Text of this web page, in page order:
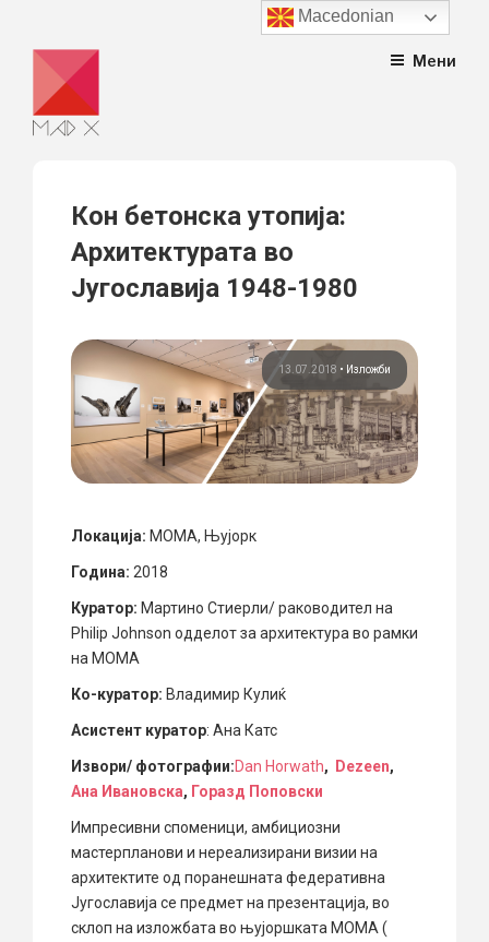
content
Мени
Кон бетонска утопија:
Архитектурата во
Југославија 1948-1980
13.07.2018 • Изложби
Локација: МОМА, Њујорк
Година: 2018
Куратор: Мартино Стиерли/ раководител на
Philip Johnson одделот за архитектура во рамки
на MOMA
Ко-куратор: Владимир Кулиќ
Асистент куратор: Ана Катс
Извори/ фотографии:Dan Horwath, Dezeen,
Ана Ивановска, Горазд Поповски
Импресивни споменици, амбициозни
мастерпланови и нереализирани визии на
архитектите од поранешната федеративна
Југославија се предмет на презентација, во
склоп на изложбата во њујоршката MOMA (
Macedonian